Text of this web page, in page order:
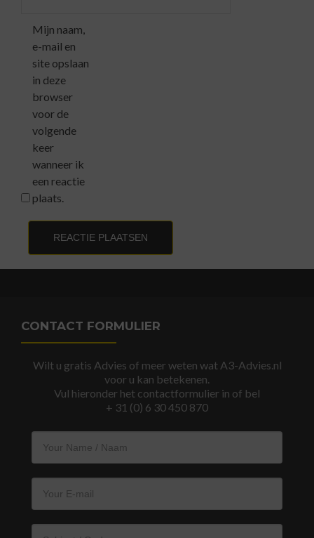
Mijn naam,
e-mail en
site opslaan
in deze
browser
voor de
volgende
keer
wanneer ik
een reactie
plaats.
CONTACT FORMULIER
Wilt u gratis Advies of meer weten wat A3-Advies.nl
voor u kan betekenen.
Vul hieronder het contactformulier in of bel
+ 31 (0) 6 30 450 870